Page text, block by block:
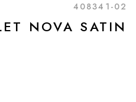
408341-02
NOVA SATIN